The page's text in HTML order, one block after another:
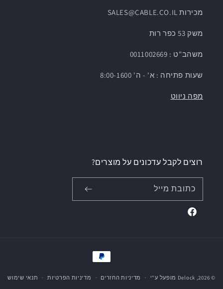
מכירות SALES@CABLE.CO.IL
משק 53 כפר רות
משהב"ט : 0011002669
שעות פתיחה : א' - ה' 8:00-1600
מפה ניווט
רוצים לקבל עדכונים על מוצרים?
כתובת מייל
Facebook
© 2026,
Delock מופעל ע"י מדיניות החזרים מדיניות הפרטיות תנאי שימוש